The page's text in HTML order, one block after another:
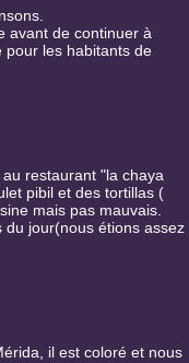
avant de continuer à
pour les habitants de
restaurant "la chaya
pibil et des tortillas (
mais pas mauvais.
jour(nous étions assez
il est coloré et nous